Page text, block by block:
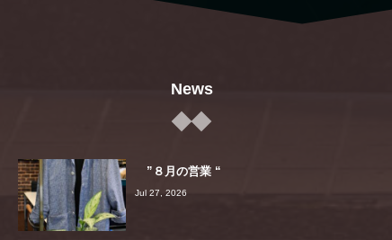
News
”８月の営業 “
Jul 27, 2026